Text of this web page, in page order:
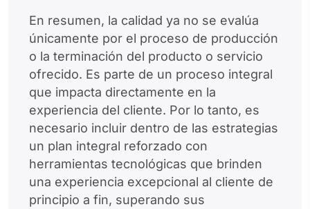
En resumen, la calidad ya no se evalúa
únicamente por el proceso de producción
o la terminación del producto o servicio
ofrecido. Es parte de un proceso integral
que impacta directamente en la
experiencia del cliente. Por lo tanto, es
necesario incluir dentro de las estrategias
un plan integral reforzado con
herramientas tecnológicas que brinden
una experiencia excepcional al cliente de
principio a fin, superando sus